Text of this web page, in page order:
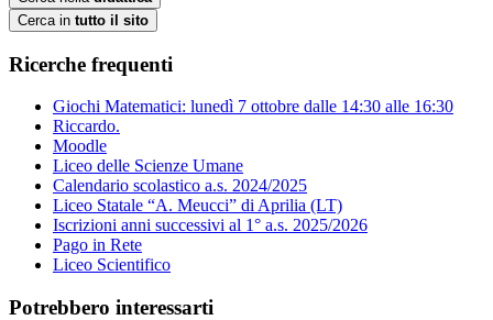
Cerca in tutto il sito
Ricerche frequenti
Giochi Matematici: lunedì 7 ottobre dalle 14:30 alle 16:30
Riccardo.
Moodle
Liceo delle Scienze Umane
Calendario scolastico a.s. 2024/2025
Liceo Statale “A. Meucci” di Aprilia (LT)
Iscrizioni anni successivi al 1° a.s. 2025/2026
Pago in Rete
Liceo Scientifico
Potrebbero interessarti